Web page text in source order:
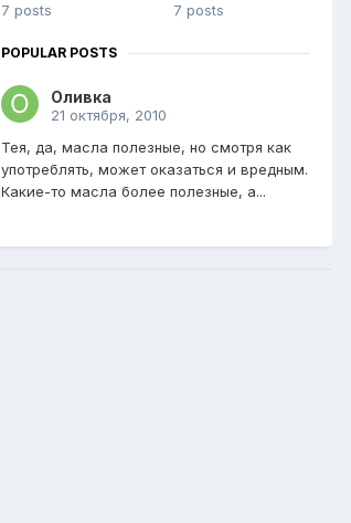
7 posts
7 posts
POPULAR POSTS
Оливка
21 октября, 2010
Тея, да, масла полезные, но смотря как
употреблять, может оказаться и вредным.
Какие-то масла более полезные, а...